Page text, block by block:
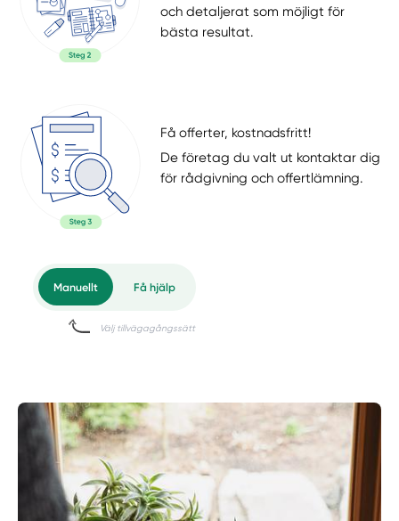
och detaljerat som möjligt för
bästa resultat.
Få offerter, kostnadsfritt!
De företag du valt ut kontaktar dig
för rådgivning och offertlämning.